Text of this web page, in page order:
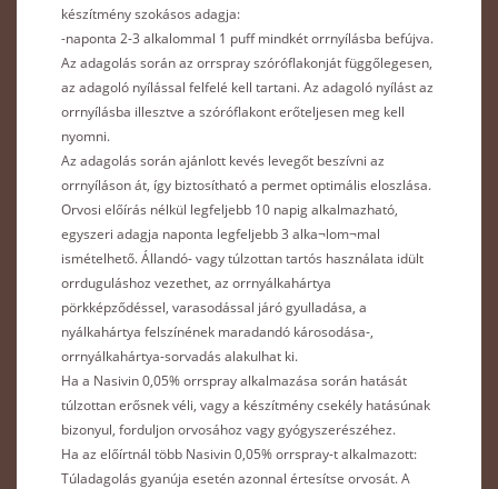
készítmény szokásos adagja:
-naponta 2-3 alkalommal 1 puff mindkét orrnyílásba befújva.
Az adagolás során az orrspray szóróflakonját függőlegesen,
az adagoló nyílással felfelé kell tartani. Az adagoló nyílást az
orrnyílásba illesztve a szóróflakont erőteljesen meg kell
nyomni.
Az adagolás során ajánlott kevés levegőt beszívni az
orrnyíláson át, így biztosítható a permet optimális eloszlása.
Orvosi előírás nélkül legfeljebb 10 napig alkalmazható,
egyszeri adagja naponta legfeljebb 3 alka¬lom¬mal
ismételhető. Állandó- vagy túlzottan tartós használata idült
orrduguláshoz vezethet, az orrnyálkahártya
pörkképződéssel, varasodással járó gyulladása, a
nyálkahártya felszínének maradandó károsodása-,
orrnyálkahártya-sorvadás alakulhat ki.
Ha a Nasivin 0,05% orrspray alkalmazása során hatását
túlzottan erősnek véli, vagy a készítmény csekély hatásúnak
bizonyul, forduljon orvosához vagy gyógyszerészéhez.
Ha az előírtnál több Nasivin 0,05% orrspray-t alkalmazott:
Túladagolás gyanúja esetén azonnal értesítse orvosát. A